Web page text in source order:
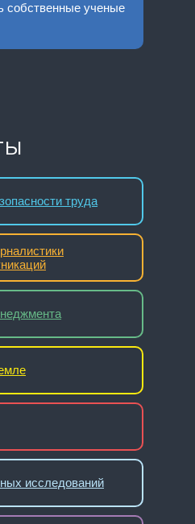
собственные ученые
исследований
труда